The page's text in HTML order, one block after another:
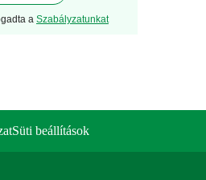
a Szabályzatunkat
Süti beállítások